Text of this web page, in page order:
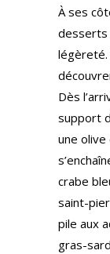
À ses
desserts
légèreté.
Dès
support
une
crabe
saint-
pile aux
gras-